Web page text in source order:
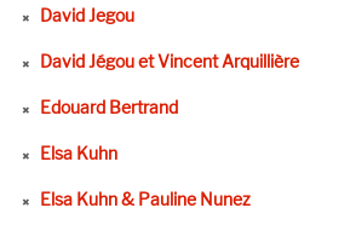
David Jegou
David Jégou et Vincent Arquillière
Edouard Bertrand
Elsa Kuhn
Elsa Kuhn & Pauline Nunez